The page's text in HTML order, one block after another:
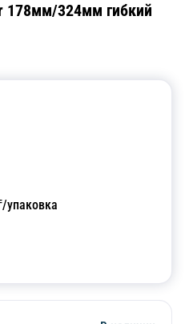
178мм/324мм гибкий
упаковка